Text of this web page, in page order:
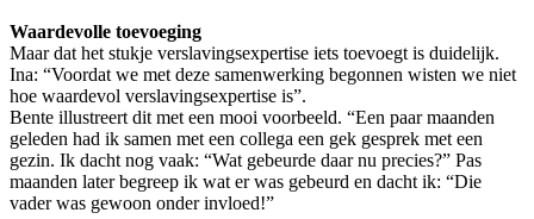
Waardevolle toevoeging
Maar dat het stukje verslavingsexpertise iets toevoegt is duidelijk.
Ina: “Voordat we met deze samenwerking begonnen wisten we niet
hoe waardevol verslavingsexpertise is”.
Bente illustreert dit met een mooi voorbeeld. “Een paar maanden
geleden had ik samen met een collega een gek gesprek met een
gezin. Ik dacht nog vaak: “Wat gebeurde daar nu precies?” Pas
maanden later begreep ik wat er was gebeurd en dacht ik: “Die
vader was gewoon onder invloed!”